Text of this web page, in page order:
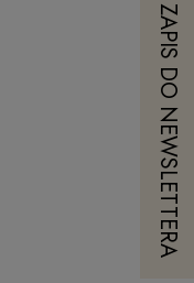
ZAPIS DO NEWSLETTERA